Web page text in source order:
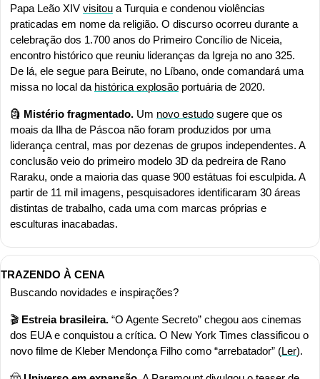
Papa Leão XIV visitou a Turquia e condenou violências
praticadas em nome da religião. O discurso ocorreu durante a
celebração dos 1.700 anos do Primeiro Concílio de Niceia,
encontro histórico que reuniu lideranças da Igreja no ano 325.
De lá, ele segue para Beirute, no Líbano, onde comandará uma
missa no local da histórica explosão portuária de 2020.
🗿 Mistério fragmentado. Um novo estudo sugere que os
moais da Ilha de Páscoa não foram produzidos por uma
liderança central, mas por dezenas de grupos independentes. A
conclusão veio do primeiro modelo 3D da pedreira de Rano
Raraku, onde a maioria das quase 900 estátuas foi esculpida. A
partir de 11 mil imagens, pesquisadores identificaram 30 áreas
distintas de trabalho, cada uma com marcas próprias e
esculturas inacabadas.
TRAZENDO À CENA
Buscando novidades e inspirações?
🎬 Estreia brasileira. “O Agente Secreto” chegou aos cinemas
dos EUA e conquistou a crítica. O New York Times classificou o
novo filme de Kleber Mendonça Filho como “arrebatador” (Ler).